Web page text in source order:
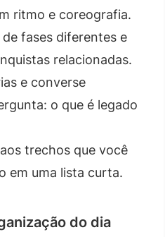
ritmo e coreografia.
de fases diferentes e
relacionadas.
e converse
o que é legado
trechos que você
em uma lista curta.
do dia